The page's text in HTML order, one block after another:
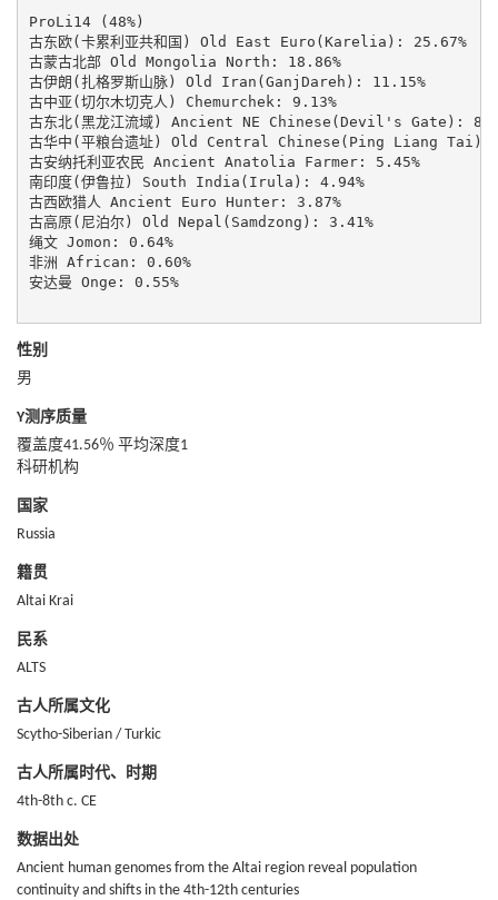
ProLi14 (48%)
古东欧(卡累利亚共和国) Old East Euro(Karelia): 25.67%
古蒙古北部 Old Mongolia North: 18.86%
古伊朗(扎格罗斯山脉) Old Iran(GanjDareh): 11.15%
古中亚(切尔木切克人) Chemurchek: 9.13%
古东北(黑龙江流域) Ancient NE Chinese(Devil's Gate):
古华中(平粮台遗址) Old Central Chinese(Ping Liang Tai):
古安纳托利亚农民 Ancient Anatolia Farmer: 5.45%
南印度(伊鲁拉) South India(Irula): 4.94%
古西欧猎人 Ancient Euro Hunter: 3.87%
古高原(尼泊尔) Old Nepal(Samdzong): 3.41%
绳文 Jomon: 0.64%
非洲 African: 0.60%
安达曼 Onge: 0.55%
性别
男
Y测序质量
覆盖度41.56％ 平均深度1
科研机构
国家
Russia
籍贯
Altai Krai
民系
ALTS
古人所属文化
Scytho-Siberian / Turkic
古人所属时代、时期
4th-8th c. CE
数据出处
Ancient human genomes from the Altai region reveal population
continuity and shifts in the 4th-12th centuries